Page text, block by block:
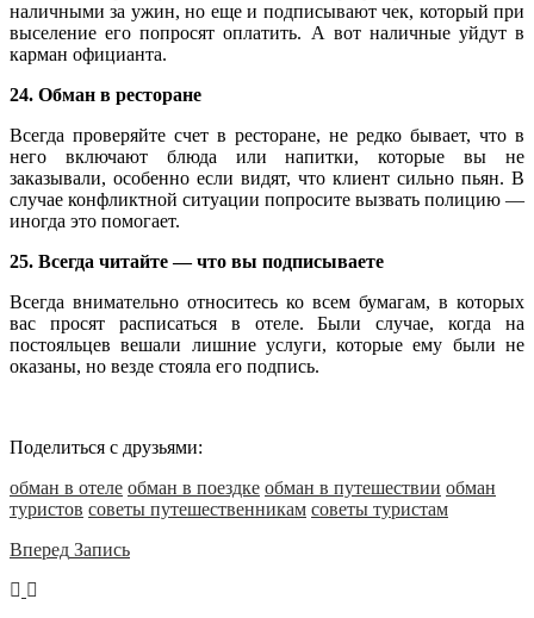
наличными за ужин, но еще и подписывают чек, который при
выселение его попросят оплатить. А вот наличные уйдут в
карман официанта.
24. Обман в ресторане
Всегда проверяйте счет в ресторане, не редко бывает, что в
него включают блюда или напитки, которые вы не
заказывали, особенно если видят, что клиент сильно пьян. В
случае конфликтной ситуации попросите вызвать полицию —
иногда это помогает.
25. Всегда читайте — что вы подписываете
Всегда внимательно относитесь ко всем бумагам, в которых
вас просят расписаться в отеле. Были случае, когда на
постояльцев вешали лишние услуги, которые ему были не
оказаны, но везде стояла его подпись.
Поделиться с друзьями:
обман в отеле обман в поездке обман в путешествии обман
туристов советы путешественникам советы туристам
Вперед Запись